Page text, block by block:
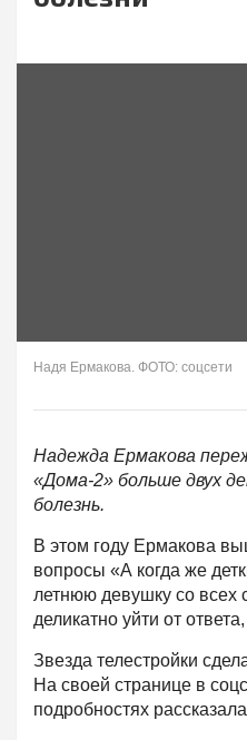
Надя Ермакова. ФОТО: соцсети
Надежда Ермакова
«Дома-2» больше двух
болезнь.
В этом году Ермакова
вопросы «А когда же
летнюю девушку со всех
деликатно уйти от
Звезда телестройки
На своей странице в
подробностях